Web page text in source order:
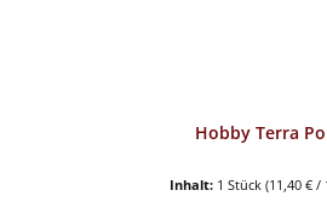
Hobby Terra
Inhalt: 1 Stück (11,40 € /